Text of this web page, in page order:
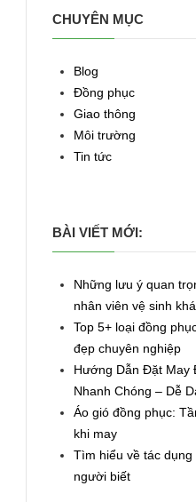
CHUYÊN MỤC
Blog
Đồng phục
Giao thông
Môi trường
Tin tức
BÀI VIẾT MỚI:
Những lưu ý quan
nhân viên vệ sinh
Top 5+ loại đồng
đẹp chuyên nghiệp
Hướng Dẫn Đặt May
Nhanh Chóng – Dễ
Áo gió đồng phục:
khi may
Tìm hiểu về tác
người biết